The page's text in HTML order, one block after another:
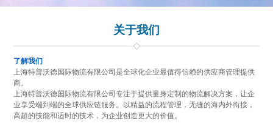
关于我们
了解我们
上海特普沃德国际物流有限公司是全球化企业最值得信赖的供应商管理提供
商。
上海特普沃德国际物流有限公司专注于提供量身定制的物流解决方案，让企
业享受端到端的全球供应链服务。以精益的流程管理，无缝的海内外衔接，
高超的技能和适时的技术，为企业创造更大的价值。